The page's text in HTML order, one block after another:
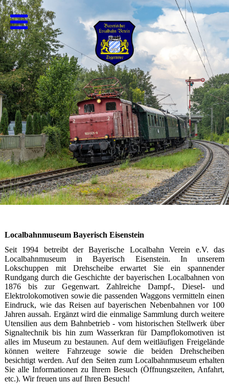
Localbahnmuseum Bayerisch Eisenstein
Seit 1994 betreibt der Bayerische Localbahn Verein e.V. das
Localbahnmuseum in Bayerisch Eisenstein. In unserem
Lokschuppen mit Drehscheibe erwartet Sie ein spannender
Rundgang durch die Geschichte der bayerischen Localbahnen von
1876 bis zur Gegenwart. Zahlreiche Dampf-, Diesel- und
Elektrolokomotiven sowie die passenden Waggons vermitteln einen
Eindruck, wie das Reisen auf bayerischen Nebenbahnen vor 100
Jahren aussah. Ergänzt wird die einmalige Sammlung durch weitere
Utensilien aus dem Bahnbetrieb - vom historischen Stellwerk über
Signaltechnik bis hin zum Wasserkran für Dampflokomotiven ist
alles im Museum zu bestaunen. Auf dem weitläufigen Freigelände
können weitere Fahrzeuge sowie die beiden Drehscheiben
besichtigt werden. Auf den Seiten zum Localbahnmuseum erhalten
Sie alle Informationen zu Ihrem Besuch (Öffnungszeiten, Anfahrt,
etc.). Wir freuen uns auf Ihren Besuch!